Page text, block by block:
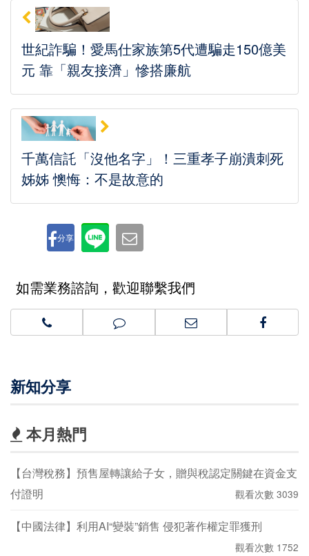
世紀詐騙！愛馬仕家族第5代遭騙走150億美
元 靠「親友接濟」慘搭廉航
千萬信託「沒他名字」！三重孝子崩潰刺死
姊姊 懊悔：不是故意的
分享
如需業務諮詢，歡迎聯繫我們
新知分享
本月熱門
【台灣稅務】預售屋轉讓給子女，贈與稅認定關鍵在資金支
付證明
觀看次數 3039
【中國法律】利用AI“變裝”銷售 侵犯著作權定罪獲刑
觀看次數 1752